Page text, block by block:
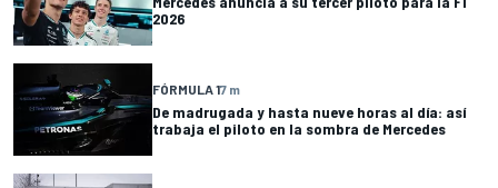
2026
FÓRMULA 17 m
De madrugada y hasta nueve horas al día: así
trabaja el piloto en la sombra de Mercedes